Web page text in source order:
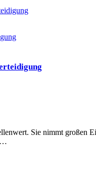
Sie nimmt großen